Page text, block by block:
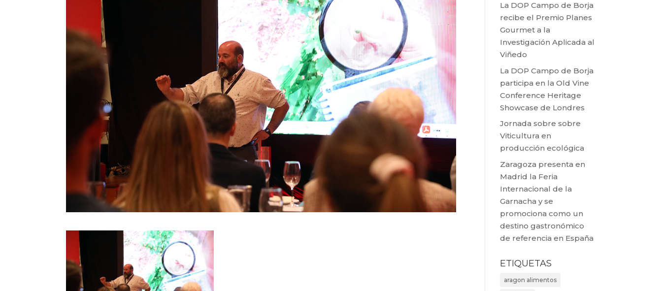
La DOP Campo de Borja
recibe el Premio Planes
Gourmet a la
Investigación Aplicada al
Viñedo
La DOP Campo de Borja
participa en la Old Vine
Conference Heritage
Showcase de Londres
Jornada sobre sobre
Viticultura en
producción ecológica
Zaragoza presenta en
Madrid la Feria
Internacional de la
Garnacha y se
promociona como un
destino gastronómico
de referencia en España
ETIQUETAS
aragon alimentos